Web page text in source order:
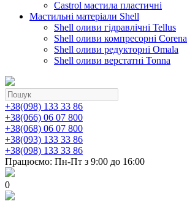
Castrol мастила пластичні
Мастильні матеріали Shell
Shell оливи гідравлічні Tellus
Shell оливи компресорні Corena
Shell оливи редукторні Omala
Shell оливи верстатні Tonna
+38(098) 133 33 86
+38(066) 06 07 800
+38(068) 06 07 800
+38(093) 133 33 86
+38(098) 133 33 86
Працюємо: Пн-Пт з 9:00 до 16:00
0